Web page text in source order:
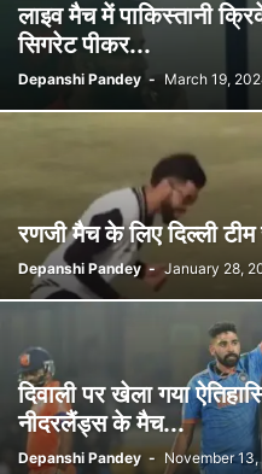
लाइव मैच में पाकिस्तानी
सिगरेट पीकर...
Depanshi Pandey - March 19,
रणजी मैच के लिए दिल्ली
Depanshi Pandey - January 28,
दिवाली पर खेला गया
नीदरलैंड्स के मैच...
Depanshi Pandey - November